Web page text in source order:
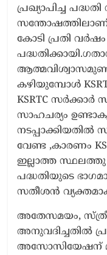
പ്രഖ്യാപിച്ച പദ്ധതി
സന്തോഷത്തിലാണ്
കോടി പ്രതി
കഴിയുമ്പോൾ
KSRTC
സാഹചര്യം
വേണ്ട ,കാരണം
ഇല്ലാത്ത
പദ്ധതിയുടെ
സതീശൻ
അതേസമയം,
അനുവദിച്ചതിൽ
അസോസിയേഷന്